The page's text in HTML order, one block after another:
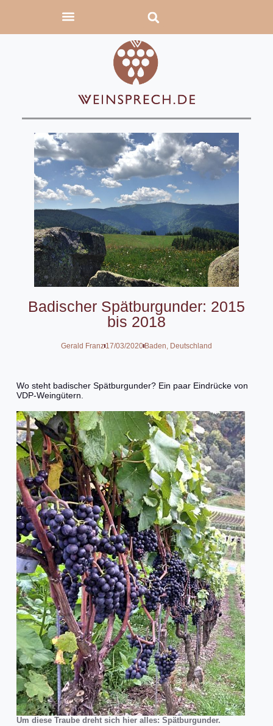
Badischer Spätburgunder: 2015
bis 2018
Gerald Franz17/03/2020Baden, Deutschland
Wo steht badischer Spätburgunder? Ein paar Eindrücke von
VDP-Weingütern.
Um diese Traube dreht sich hier alles: Spätburgunder.